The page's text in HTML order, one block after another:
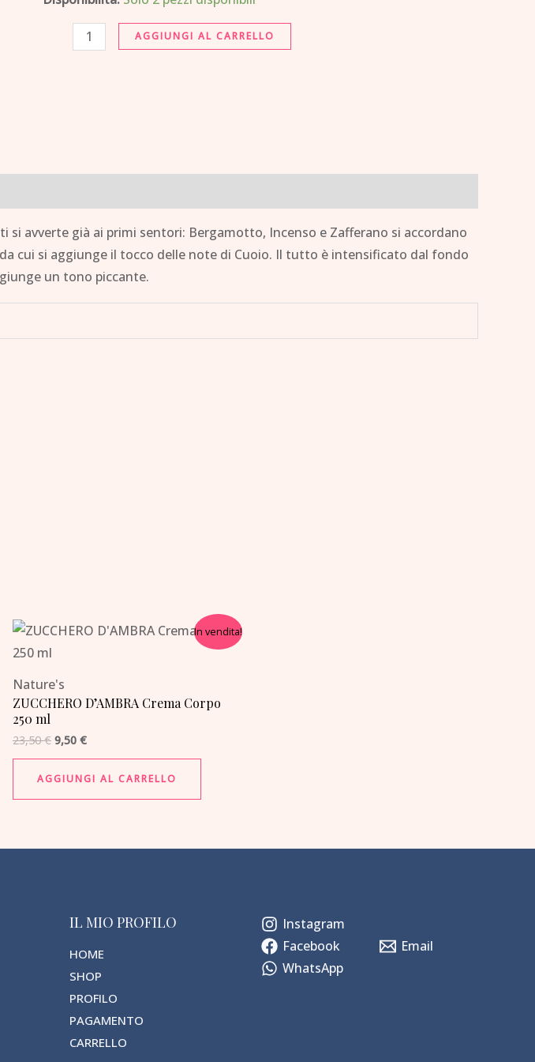
AGGIUNGI AL CARRELLO
avverte già ai primi sentori: Bergamotto, Incenso e Zafferano si accordano
cui si aggiunge il tocco delle note di Cuoio. Il tutto è intensificato dal fondo
un tono piccante.
In vendita!
Nature's
ZUCCHERO D’AMBRA Crema Corpo
250 ml
23,50€
Il
prezzo
23,50 €.
9,50 €
Il
prezzo
AGGIUNGI AL CARRELLO
IL MIO PROFILO
HOME
SHOP
PROFILO
PAGAMENTO
CARRELLO
Instagram
Facebook
Email
WhatsApp